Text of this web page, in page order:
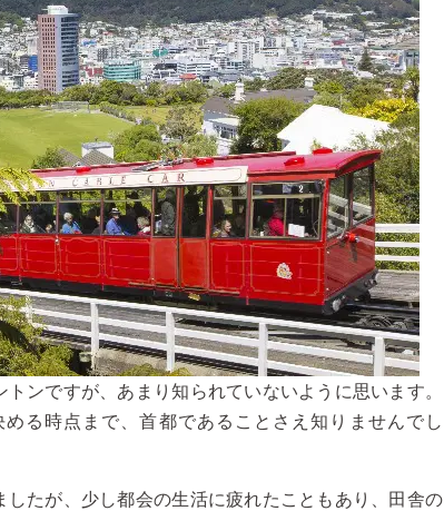
ンですが、あまり知られていないように思います。
る時点まで、首都であることさえ知りませんでし
たが、少し都会の生活に疲れたこともあり、田舎の